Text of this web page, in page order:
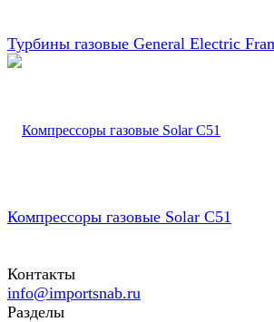
Турбины газовые General Electric
Компрессоры газовые Solar C51
Контакты
info@importsnab.ru
Разделы